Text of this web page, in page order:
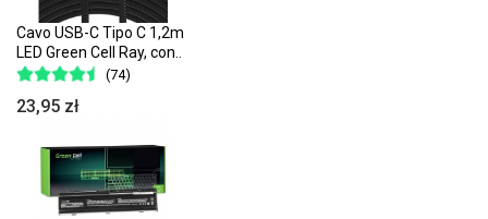
Cavo USB-C Tipo C 1,2m
LED Green Cell Ray, con..
(74)
23,95 zł